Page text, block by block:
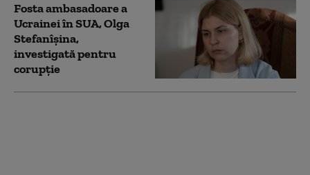
Fosta ambasadoare a
Ucrainei în SUA, Olga
Stefanîşina,
investigată pentru
corupţie